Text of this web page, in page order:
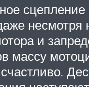
несмотря
и
массу